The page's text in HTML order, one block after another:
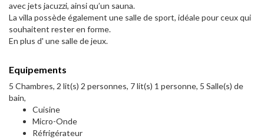
avec jets jacuzzi, ainsi qu’un sauna.
La villa possède également une salle de sport, idéale pour ceux qui
souhaitent rester en forme.
En plus d' une salle de jeux.
Equipements
5 Chambres, 2 lit(s) 2 personnes, 7 lit(s) 1 personne, 5 Salle(s) de
bain,
Cuisine
Micro-Onde
Réfrigérateur